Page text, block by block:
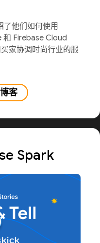
了他们如何使用
和 Firebase Cloud
家协调时尚行业的服
客
Spark